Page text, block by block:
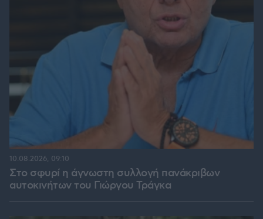
Στο σφυρί η άγνωστη συλλογή πανάκριβων
αυτοκινήτων του Γιώργου Τράγκα
10.08.2026, 09:10